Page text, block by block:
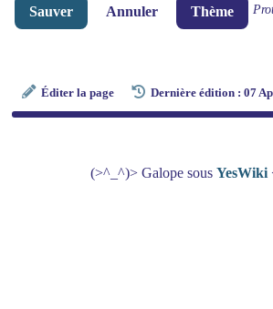
Sauver Annuler Thème
Éditer la page Dernière édition : 07
(>^_^)> Galope sous YesWiki